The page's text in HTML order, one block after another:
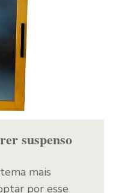
suspenso
mais
por esse